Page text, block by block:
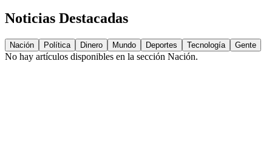
Noticias Destacadas
Nación Política Dinero Mundo Deportes Tecnología Gente
No hay artículos disponibles en la sección Nación.